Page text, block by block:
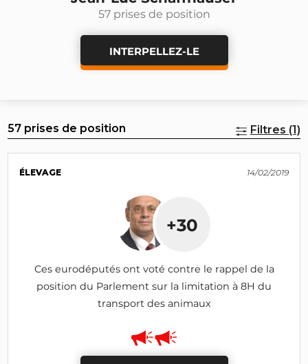
57 prises de position
INTERPELLEZ-LE
57 prises de position Filtres (1)
ÉLEVAGE 14/02/2019
+30
Ces eurodéputés ont voté contre le rappel de la
position du Parlement sur la limitation à 8H du
transport des animaux